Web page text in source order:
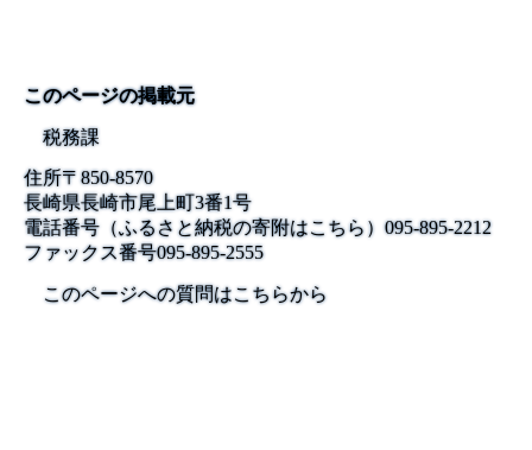
このページの掲載元
税務課
住所〒850-8570
長崎県長崎市尾上町3番1号
電話番号 （ふるさと納税の寄附はこちら）095-895-2212
ファックス番号095-895-2555
このページへの質問はこちらから